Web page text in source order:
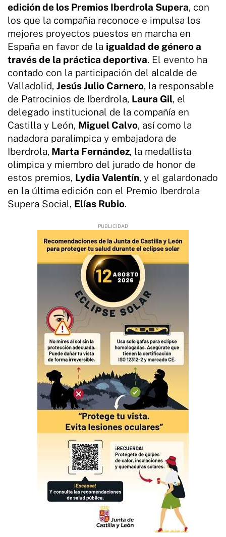
edición de los Premios Iberdrola Supera, con
los que la compañía reconoce e impulsa los
mejores proyectos puestos en marcha en
España en favor de la igualdad de género a
través de la práctica deportiva. El evento ha
contado con la participación del alcalde de
Valladolid, Jesús Julio Carnero, la responsable
de Patrocinios de Iberdrola, Laura Gil, el
delegado institucional de la compañía en
Castilla y León, Miguel Calvo, así como la
nadadora paralímpica y embajadora de
Iberdrola, Marta Fernández, la medallista
olímpica y miembro del jurado de honor de
estos premios, Lydia Valentín, y el galardonado
en la última edición con el Premio Iberdrola
Supera Social, Elías Rubio.